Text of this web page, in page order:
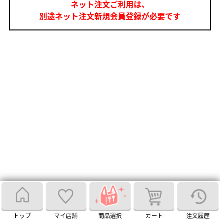
トップ マイ店舗 商品選択 カート 注文履歴
ネット注文ご利用は、
別途ネット注文新規会員登録が必要です